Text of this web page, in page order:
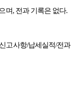
며, 전과 기록은 없다.
고사항/납세실적/전과